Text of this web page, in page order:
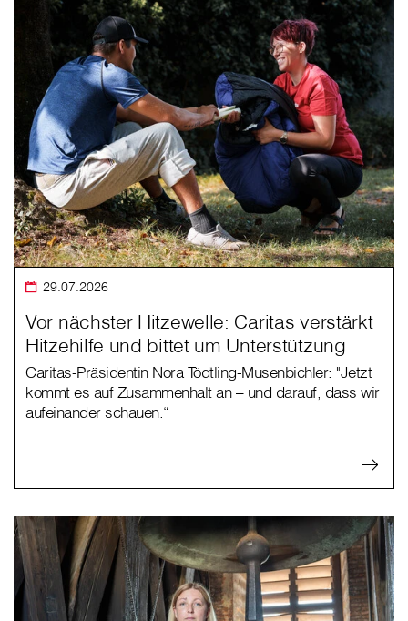
29.07.2026
Vor nächster Hitzewelle: Caritas verstärkt
Hitzehilfe und bittet um Unterstützung
Caritas-Präsidentin Nora Tödtling-Musenbichler: "Jetzt
kommt es auf Zusammenhalt an – und darauf, dass wir
aufeinander schauen.“